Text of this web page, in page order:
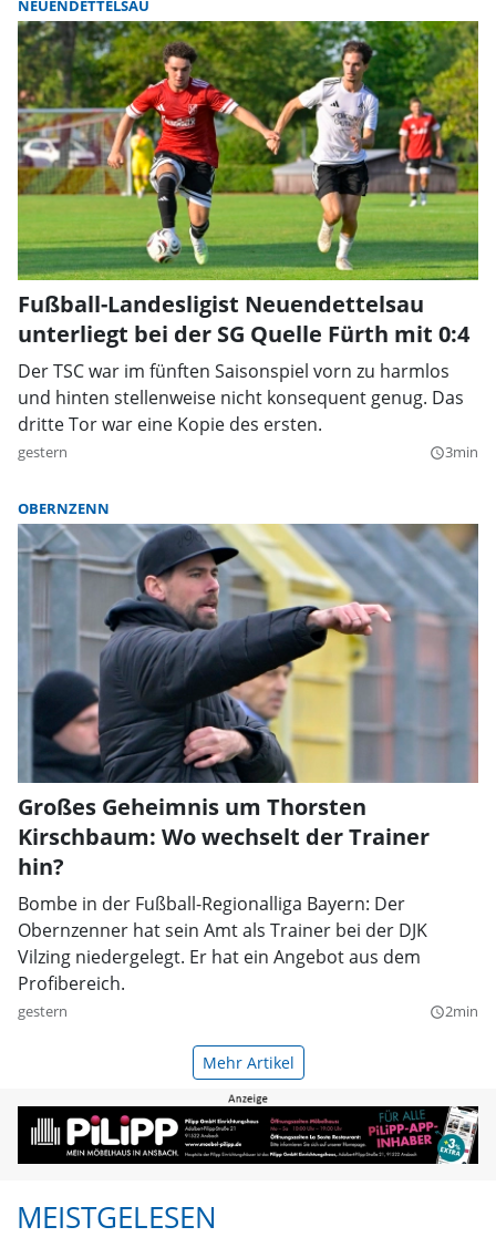
NEUENDETTELSAU
Fußball-Landesligist Neuendettelsau
unterliegt bei der SG Quelle Fürth mit 0:4
Der TSC war im fünften Saisonspiel vorn zu harmlos
und hinten stellenweise nicht konsequent genug. Das
dritte Tor war eine Kopie des ersten.
gestern query_builder3min
OBERNZENN
Großes Geheimnis um Thorsten
Kirschbaum: Wo wechselt der Trainer
hin?
Bombe in der Fußball-Regionalliga Bayern: Der
Obernzenner hat sein Amt als Trainer bei der DJK
Vilzing niedergelegt. Er hat ein Angebot aus dem
Profibereich.
gestern query_builder2min
Mehr Artikel
MEISTGELESEN